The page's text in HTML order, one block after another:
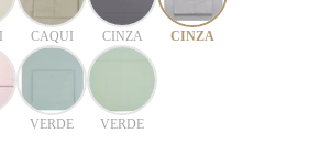
CAQUI CINZA CINZA
VERDE VERDE